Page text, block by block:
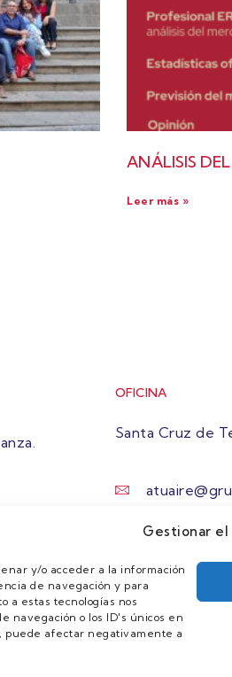
Gestionar
y/o acceder a la información
de navegación y para
a estas tecnologías nos
navegación o los ID's únicos en
puede afectar negativamente a
ANÁLISIS
Leer más »
OFICINA
Santa Cruz de